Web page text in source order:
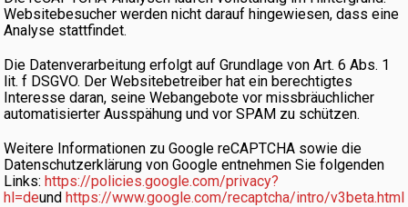
Websitebesucher werden nicht darauf hingewiesen, dass eine
Analyse stattfindet.
Die Datenverarbeitung erfolgt auf Grundlage von Art. 6 Abs. 1
lit. f DSGVO. Der Websitebetreiber hat ein berechtigtes
Interesse daran, seine Webangebote vor missbräuchlicher
automatisierter Ausspähung und vor SPAM zu schützen.
Weitere Informationen zu Google reCAPTCHA sowie die
Datenschutzerklärung von Google entnehmen Sie folgenden
Links:https://policies.google.com/privacy?
hl=deundhttps://www.google.com/recaptcha/intro/v3beta.html